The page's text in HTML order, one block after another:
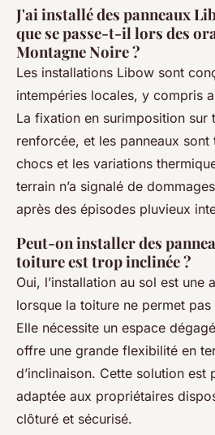
J'ai installé des panneaux
que se passe-t-il lors des
Montagne Noire ?
Les installations Libow sont
intempéries locales, y compris
La fixation en surimposition sur
renforcée, et les panneaux sont
chocs et les variations
terrain n’a signalé de
après des épisodes pluvieux
Peut-on installer des
toiture est trop inclinée ?
Oui, l’installation au sol est une
lorsque la toiture ne permet
Elle nécessite un espace
offre une grande flexibilité en
d’inclinaison. Cette solution est
adaptée aux propriétaires
clôturé et sécurisé.